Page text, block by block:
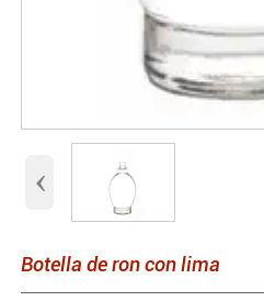
‹
Botella de ron con lima